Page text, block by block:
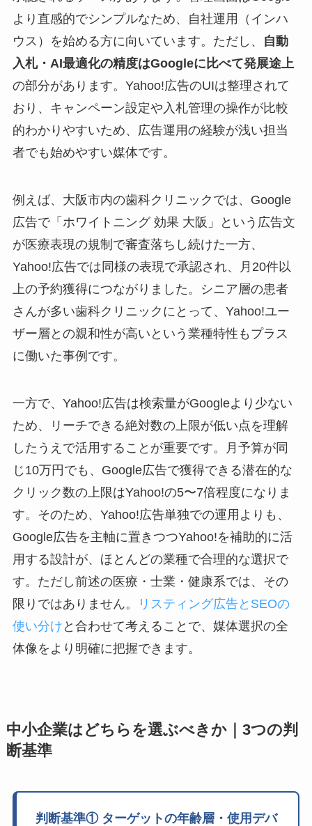
より直感的でシンプルなため、自社運用（インハ
ウス）を始める方に向いています。ただし、
自動
入札・AI最適化の精度はGoogleに比べて発展途上
の部分があります。Yahoo!広告のUIは整理されて
おり、キャンペーン設定や入札管理の操作が比較
的わかりやすいため、広告運用の経験が浅い担当
者でも始めやすい媒体です。
例えば、大阪市内の歯科クリニックでは、Google
広告で「ホワイトニング 効果 大阪」という広告文
が医療表現の規制で審査落ちし続けた一方、
Yahoo!広告では同様の表現で承認され、月20件以
上の予約獲得につながりました。シニア層の患者
さんが多い歯科クリニックにとって、Yahoo!ユー
ザー層との親和性が高いという業種特性もプラス
に働いた事例です。
一方で、Yahoo!広告は検索量がGoogleより少ない
ため、リーチできる絶対数の上限が低い点を理解
したうえで活用することが重要です。月予算が同
じ10万円でも、Google広告で獲得できる潜在的な
クリック数の上限はYahoo!の5〜7倍程度になりま
す。そのため、Yahoo!広告単独での運用よりも、
Google広告を主軸に置きつつYahoo!を補助的に活
用する設計が、ほとんどの業種で合理的な選択で
す。ただし前述の医療・士業・健康系では、その
限りではありません。
リスティング広告とSEOの
使い分け と合わせて考えることで、媒体選択の全
体像をより明確に把握できます。
中小企業はどちらを選ぶべきか｜3つの判
断基準
判断基準① ターゲットの年齢層・使用デバ